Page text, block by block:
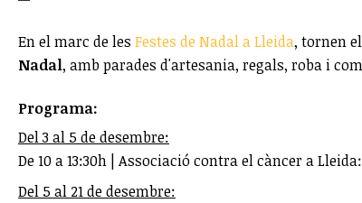
En el marc de les Festes de Nadal a Lleida, tornen el
Nadal, amb parades d'artesania, regals, roba i
Programa:
Del 3 al 5 de desembre:
De 10 a 13:30h | Associació contra el càncer a
Del 5 al 21 de desembre: